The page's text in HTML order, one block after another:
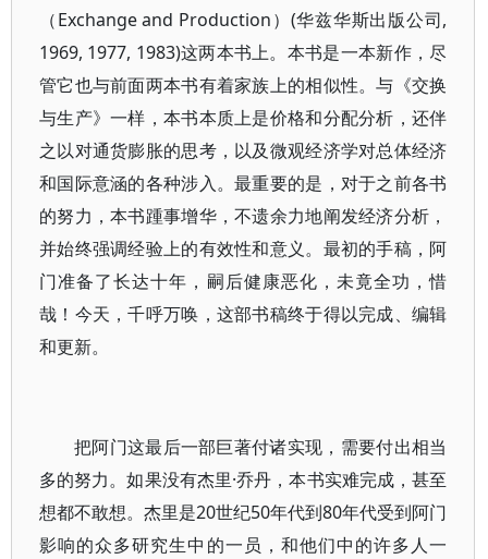
（Exchange and Production）(华兹华斯出版公司,
1969, 1977, 1983)这两本书上。本书是一本新作，尽
管它也与前面两本书有着家族上的相似性。与《交换
与生产》一样，本书本质上是价格和分配分析，还伴
之以对通货膨胀的思考，以及微观经济学对总体经济
和国际意涵的各种涉入。最重要的是，对于之前各书
的努力，本书踵事增华，不遗余力地阐发经济分析，
并始终强调经验上的有效性和意义。最初的手稿，阿
门准备了长达十年，嗣后健康恶化，未竟全功，惜
哉！今天，千呼万唤，这部书稿终于得以完成、编辑
和更新。
把阿门这最后一部巨著付诸实现，需要付出相当
多的努力。如果没有杰里·乔丹，本书实难完成，甚至
想都不敢想。杰里是20世纪50年代到80年代受到阿门
影响的众多研究生中的一员，和他们中的许多人一